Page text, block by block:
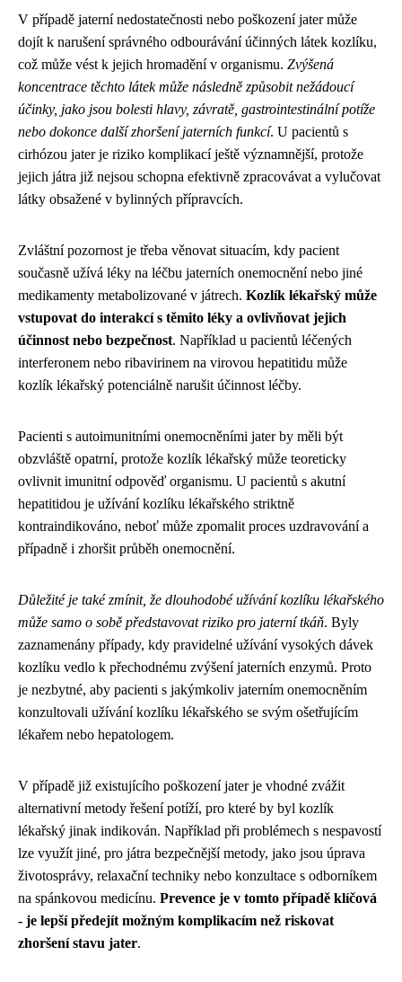
V případě jaterní nedostatečnosti nebo poškození jater může
dojít k narušení správného odbourávání účinných látek kozlíku,
což může vést k jejich hromadění v organismu. Zvýšená
koncentrace těchto látek může následně způsobit nežádoucí
účinky, jako jsou bolesti hlavy, závratě, gastrointestinální potíže
nebo dokonce další zhoršení jaterních funkcí. U pacientů s
cirhózou jater je riziko komplikací ještě významnější, protože
jejich játra již nejsou schopna efektivně zpracovávat a vylučovat
látky obsažené v bylinných přípravcích.
Zvláštní pozornost je třeba věnovat situacím, kdy pacient
současně užívá léky na léčbu jaterních onemocnění nebo jiné
medikamenty metabolizované v játrech. Kozlík lékařský může
vstupovat do interakcí s těmito léky a ovlivňovat jejich
účinnost nebo bezpečnost. Například u pacientů léčených
interferonem nebo ribavirinem na virovou hepatitidu může
kozlík lékařský potenciálně narušit účinnost léčby.
Pacienti s autoimunitními onemocněními jater by měli být
obzvláště opatrní, protože kozlík lékařský může teoreticky
ovlivnit imunitní odpověď organismu. U pacientů s akutní
hepatitidou je užívání kozlíku lékařského striktně
kontraindikováno, neboť může zpomalit proces uzdravování a
případně i zhoršit průběh onemocnění.
Důležité je také zmínit, že dlouhodobé užívání kozlíku lékařského
může samo o sobě představovat riziko pro jaterní tkáň. Byly
zaznamenány případy, kdy pravidelné užívání vysokých dávek
kozlíku vedlo k přechodnému zvýšení jaterních enzymů. Proto
je nezbytné, aby pacienti s jakýmkoliv jaterním onemocněním
konzultovali užívání kozlíku lékařského se svým ošetřujícím
lékařem nebo hepatologem.
V případě již existujícího poškození jater je vhodné zvážit
alternativní metody řešení potíží, pro které by byl kozlík
lékařský jinak indikován. Například při problémech s nespavostí
lze využít jiné, pro játra bezpečnější metody, jako jsou úprava
životosprávy, relaxační techniky nebo konzultace s odborníkem
na spánkovou medicínu. Prevence je v tomto případě klíčová
- je lepší předejít možným komplikacím než riskovat
zhoršení stavu jater.